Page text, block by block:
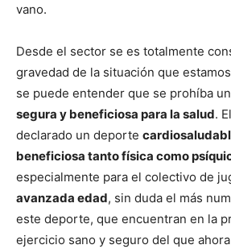
vano.
Desde el sector se es totalmente
gravedad de la situación que
se puede entender que se prohíba
segura y beneficiosa para la salud.
declarado un deporte
beneficiosa tanto física como
especialmente para el colectivo de
avanzada edad, sin duda el más
este deporte, que encuentran en la
ejercicio sano y seguro del que